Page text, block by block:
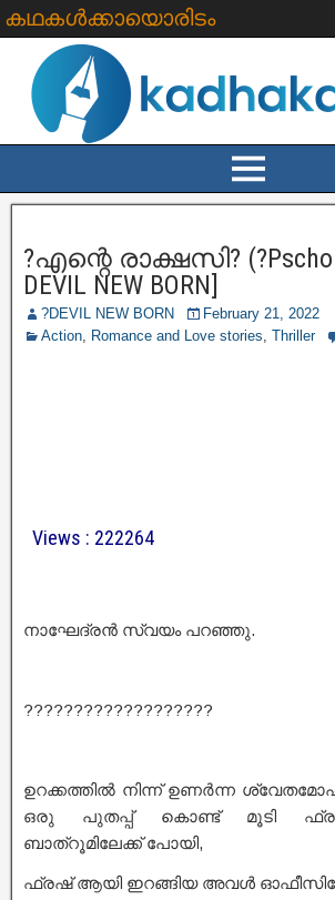
കഥകൾക്കായൊരിടം
?എന്റെ രാക്ഷസി? (?Pscho
DEVIL NEW BORN]
?DEVIL NEW BORN
February 21, 2022
Action, Romance and Love stories, Thriller
Views : 222264
നാഘേദ്രൻ സ്വയം പറഞ്ഞു.
???????????????????
ഉറക്കത്തിൽ നിന്ന് ഉണർന്ന
ഒരു പുതപ്പ് കൊണ്ട് മൂടി
ബാത്‌റൂമിലേക്ക് പോയി,
ഫ്രഷ് ആയി ഇറങ്ങിയ അവൾ